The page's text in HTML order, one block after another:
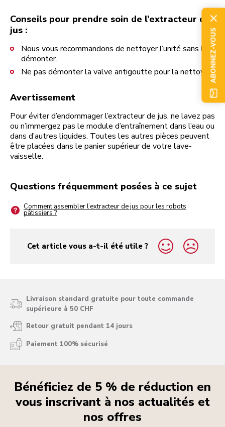
Conseils pour prendre soin de l’extracteur de
jus :
Nous vous recommandons de nettoyer l’unité sans la
démonter.
Ne pas démonter la valve antigoutte pour la nettoyer.
Avertissement
Pour éviter d’endommager l’extracteur de jus, ne lavez pas
ou n’immergez pas le module d’entraînement dans l’eau ou
dans d’autres liquides. Toutes les autres pièces peuvent
être placées dans le panier supérieur de votre lave-
vaisselle.
Questions fréquemment posées à ce sujet
Comment assembler l’extracteur de jus pour les robots
pâtissiers ?
Cet article vous a-t-il été utile ?
yes
no
Livraison standard gratuite pour toute commande
supérieure à 50 CHF
Retour gratuit pendant 14 jours
Paiement 100% sécurisé
Bénéficiez de 5 % de réduction en
vous inscrivant à nos actualités et
nos offres
ABONNEZ-VOUS